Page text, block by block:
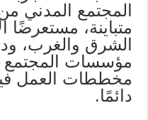
المجتمع المدني
متباينة، مستعرضًا
الشرق والغرب،
مؤسسات المجتمع
مخططات العمل
دائمًا.